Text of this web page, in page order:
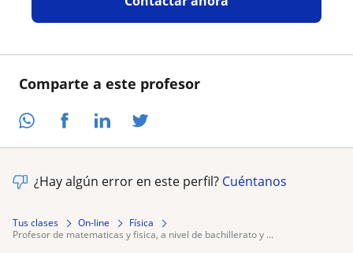
Comparte a este profesor
¿Hay algún error en este perfil? Cuéntanos
Tus clases On-line
Física
profesor de matematicas y fisica, a nivel de bachillerato y ...